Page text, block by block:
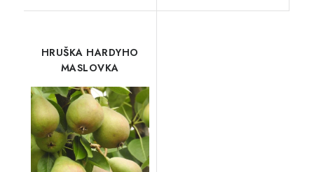
HRUŠKA HARDYHO
MASLOVKA